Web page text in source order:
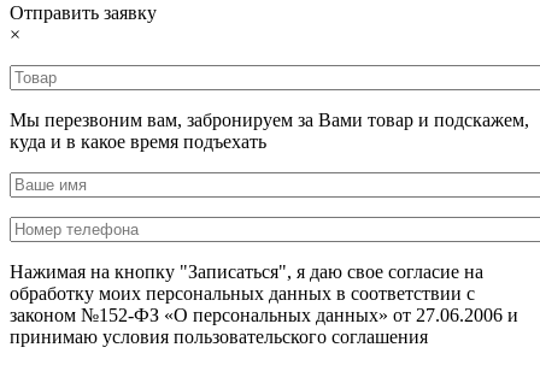
Отправить заявку
×
Мы перезвоним вам, забронируем за Вами товар и подскажем,
куда и в какое время подъехать
Нажимая на кнопку "Записаться", я даю свое согласие на
обработку моих персональных данных в соответствии с
законом №152-ФЗ «О персональных данных» от 27.06.2006 и
принимаю условия пользовательского соглашения